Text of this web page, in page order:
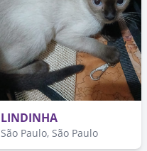
LINDINHA
São Paulo, São Paulo